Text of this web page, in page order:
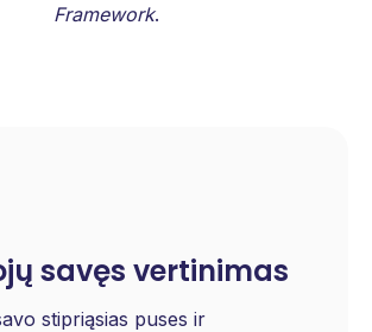
Framework.
savęs vertinimas
stipriąsias puses ir